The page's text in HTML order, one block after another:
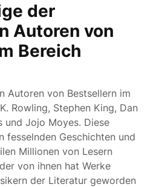
der
Autoren von
Bereich
Autoren von Bestsellern im
Rowling, Stephen King, Dan
und Jojo Moyes. Diese
fesselnden Geschichten und
Millionen von Lesern
von ihnen hat Werke
der Literatur geworden